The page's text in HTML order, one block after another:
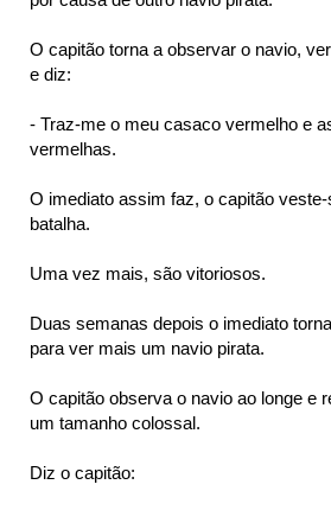
O capitão torna a observar o navio,
e diz:
- Traz-me o meu casaco vermelho e
vermelhas.
O imediato assim faz, o capitão
batalha.
Uma vez mais, são vitoriosos.
Duas semanas depois o imediato
para ver mais um navio pirata.
O capitão observa o navio ao longe e
um tamanho colossal.
Diz o capitão: